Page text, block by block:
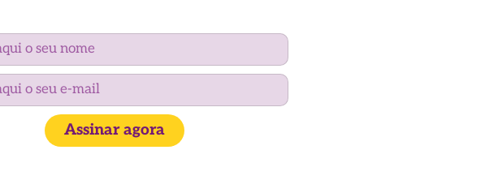
Assinar agora